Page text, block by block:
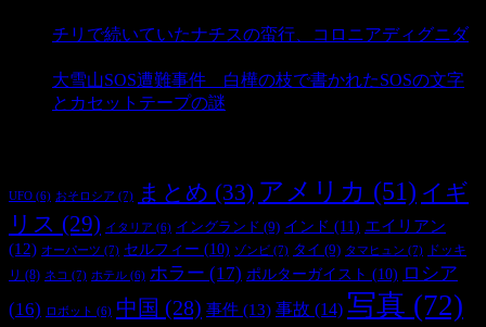
チリで続いていたナチスの蛮行、コロニアディグニダ
大雪山SOS遭難事件 白樺の枝で書かれたSOSの文字
とカセットテープの謎
UFO (6) おそロシア (7) まとめ (33) アメリカ (51) イギ
リス (29) イタリア (6) イングランド (9) インド (11) エイリアン
(12) オーパーツ (7) セルフィー (10) ゾンビ (7) タイ (9) タマヒュン (7)
ドッキ
リ (8) ネコ (7) ホテル (6) ホラー (17) ポルターガイスト (10) ロシア
(16)
ロボット (6) 中国 (28) 事件 (13) 事故 (14) 写真 (72)